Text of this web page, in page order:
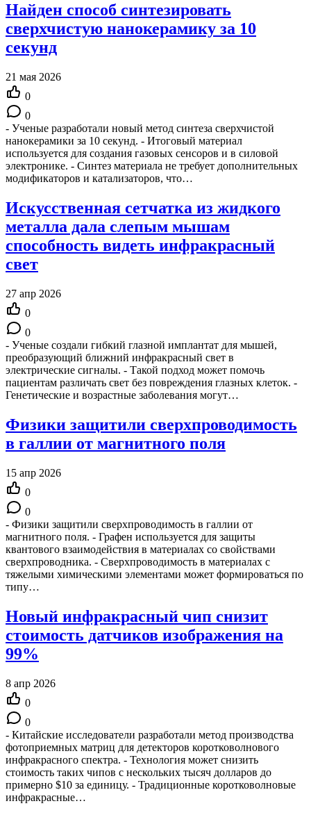
Найден способ синтезировать
сверхчистую нанокерамику за 10
секунд
21 мая 2026
0
0
- Ученые разработали новый метод синтеза сверхчистой
нанокерамики за 10 секунд. - Итоговый материал
используется для создания газовых сенсоров и в силовой
электронике. - Синтез материала не требует дополнительных
модификаторов и катализаторов, что…
Искусственная сетчатка из жидкого
металла дала слепым мышам
способность видеть инфракрасный
свет
27 апр 2026
0
0
- Ученые создали гибкий глазной имплантат для мышей,
преобразующий ближний инфракрасный свет в
электрические сигналы. - Такой подход может помочь
пациентам различать свет без повреждения глазных клеток. -
Генетические и возрастные заболевания могут…
Физики защитили сверхпроводимость
в галлии от магнитного поля
15 апр 2026
0
0
- Физики защитили сверхпроводимость в галлии от
магнитного поля. - Графен используется для защиты
квантового взаимодействия в материалах со свойствами
сверхпроводника. - Сверхпроводимость в материалах с
тяжелыми химическими элементами может формироваться по
типу…
Новый инфракрасный чип снизит
стоимость датчиков изображения на
99%
8 апр 2026
0
0
- Китайские исследователи разработали метод производства
фотоприемных матриц для детекторов коротковолнового
инфракрасного спектра. - Технология может снизить
стоимость таких чипов с нескольких тысяч долларов до
примерно $10 за единицу. - Традиционные коротковолновые
инфракрасные…